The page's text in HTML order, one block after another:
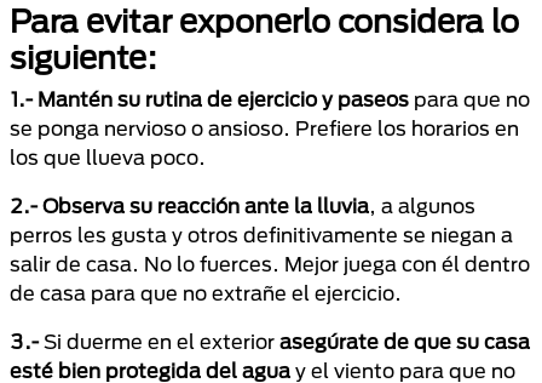
Para evitar exponerlo considera lo
siguiente:
1.- Mantén su rutina de ejercicio y paseos para que no
se ponga nervioso o ansioso. Prefiere los horarios en
los que llueva poco.
2.-Observa su reacción ante la lluvia, a algunos
perros les gusta y otros definitivamente se niegan a
salir de casa. No lo fuerces. Mejor juega con él dentro
de casa para que no extrañe el ejercicio.
3.-Si duerme en el exterior asegúrate de que su casa
esté bien protegida del agua y el viento para que no